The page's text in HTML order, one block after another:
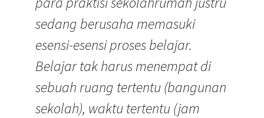
sedang berusaha memasuki
esensi-esensi proses belajar.
Belajar tak harus menempat di
sebuah ruang tertentu (bangunan
sekolah), waktu tertentu (jam